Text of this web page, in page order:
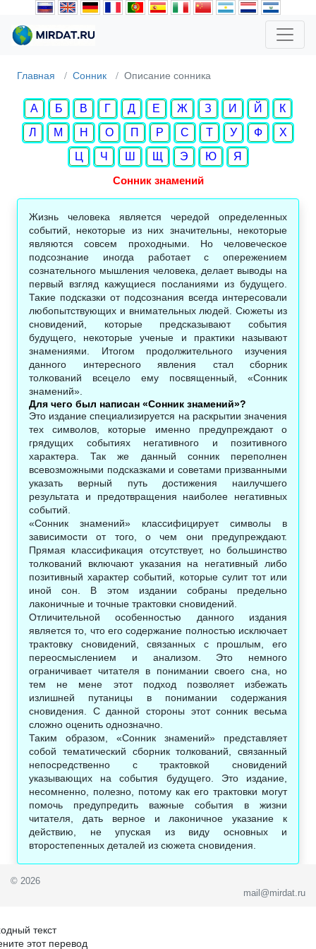
Главная Сонник Описание сонника
А Б В Г Д Е Ж З И Й
К
Л
М Н О П Р С Т У Ф
Х
Ц
Ч Ш Щ Э Ю
Я
Сонник знамений
Жизнь человека является чередой определенных
событий, некоторые из них значительны, некоторые
являются совсем проходными. Но человеческое
подсознание иногда работает с опережением
сознательного мышления человека, делает выводы на
первый взгляд кажущиеся посланиями из будущего.
Такие подсказки от подсознания всегда интересовали
любопытствующих и внимательных людей. Сюжеты из
сновидений, которые предсказывают события
будущего, некоторые ученые и практики называют
знамениями. Итогом продолжительного изучения
данного интересного явления стал сборник
толкований всецело ему посвященный, «Сонник
знамений».
Для чего был написан «Сонник знамений»?
Это издание специализируется на раскрытии значения
тех символов, которые именно предупреждают о
грядущих событиях негативного и позитивного
характера. Так же данный сонник переполнен
всевозможными подсказками и советами призванными
указать верный путь достижения наилучшего
результата и предотвращения наиболее негативных
событий.
«Сонник знамений» классифицирует символы в
зависимости от того, о чем они предупреждают.
Прямая классификация отсутствует, но большинство
толкований включают указания на негативный либо
позитивный характер событий, которые сулит тот или
иной сон. В этом издании собраны предельно
лаконичные и точные трактовки сновидений.
Отличительной особенностью данного издания
является то, что его содержание полностью исключает
трактовку сновидений, связанных с прошлым, его
переосмыслением и анализом. Это немного
ограничивает читателя в понимании своего сна, но
тем не мене этот подход позволяет избежать
излишней путаницы в понимании содержания
сновидения. С данной стороны этот сонник весьма
сложно оценить однозначно.
Таким образом, «Сонник знамений» представляет
собой тематический сборник толкований, связанный
непосредственно с трактовкой сновидений
указывающих на события будущего. Это издание,
несомненно, полезно, потому как его трактовки могут
помочь предупредить важные события в жизни
читателя, дать верное и лаконичное указание к
действию, не упуская из виду основных и
второстепенных деталей из сюжета сновидения.
© 2026
mail@mirdat.ru
текст
этот перевод